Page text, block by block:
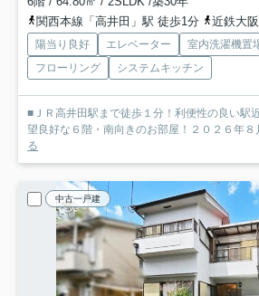
関西本線「高井田」駅 徒歩1分
近鉄大阪
陽当り良好 エレベーター 室内洗濯機置
フローリング
システムキッチン
■ＪＲ高井田駅まで徒歩１分！利便性の良い駅
望良好な６階・南向きのお部屋！２０２６年８
る
中古一戸建